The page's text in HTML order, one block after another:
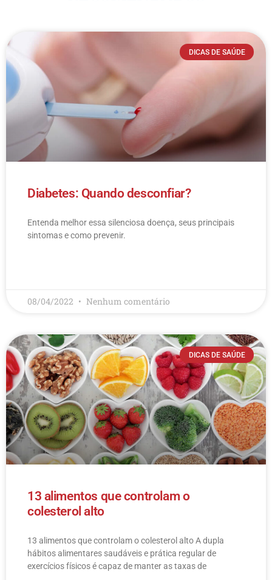
DICAS DE SAÚDE
Diabetes: Quando desconfiar?
Entenda melhor essa silenciosa doença, seus principais
sintomas e como prevenir.
08/04/2022 Nenhum comentário
DICAS DE SAÚDE
13 alimentos que controlam o
colesterol alto
13 alimentos que controlam o colesterol alto​ A dupla
hábitos alimentares saudáveis e prática regular de
exercícios físicos é capaz de manter as taxas de